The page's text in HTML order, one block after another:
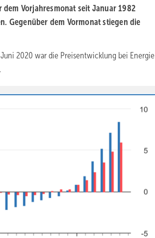
Vorjahresmonat seit Januar 1982
Gegenüber dem Vormonat stiegen die
2020 war die Preisentwicklung bei Energie